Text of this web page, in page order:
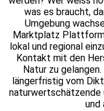
was es braucht,
Umgebung
Marktplatz
lokal und regional
Kontakt mit den
Natur zu
längerfristig vom
naturwertschätzende
und